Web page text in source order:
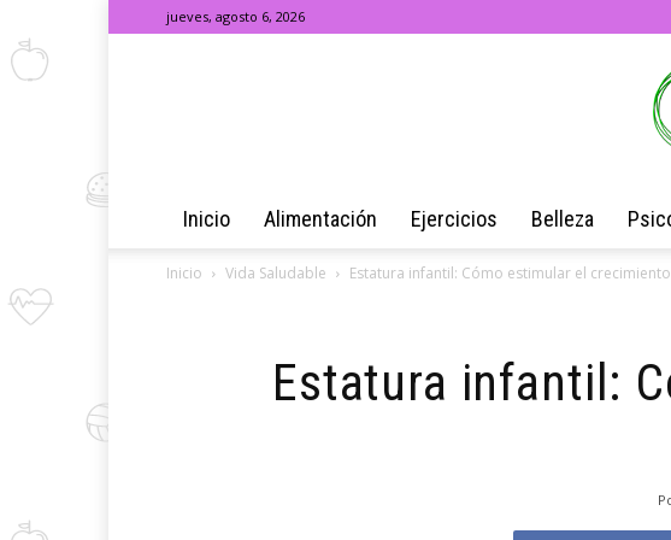
jueves, agosto 6, 2026
Inicio Alimentación Ejercicios Belleza
Inicio Vida Saludable Estatura infantil: Cómo estimular el
Estatura infantil: